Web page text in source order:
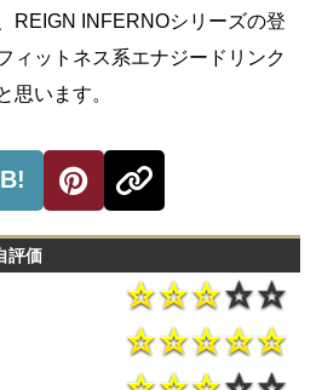
REIGN INFERNOシリーズの登
ィットネス系エナジードリンク
思います。
B!
評価